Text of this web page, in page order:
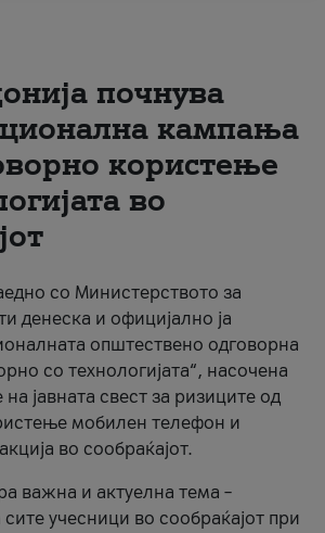
почнува
кампања
користење
во
со Министерството за
денеска и официјално ја
општествено одговорна
со технологијата“, насочена
јавната свест за ризиците од
мобилен телефон и
во сообраќајот.
важна и актуелна тема –
учесници во сообраќајот при